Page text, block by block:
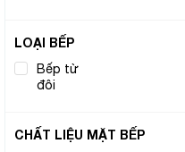
LOẠI BẾP
Bếp từ
đôi
CHẤT LIỆU MẶT BẾP